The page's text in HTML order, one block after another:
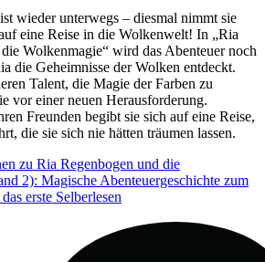
wieder unterwegs – diesmal nimmt sie
eine Reise in die Wolkenwelt! In „Ria
Wolkenmagie“ wird das Abenteuer noch
die Geheimnisse der Wolken entdeckt.
Talent, die Magie der Farben zu
vor einer neuen Herausforderung.
Freunden begibt sie sich auf eine Reise,
die sie sich nie hätten träumen lassen.
zu Ria Regenbogen und die
2): Magische Abenteuergeschichte zum
erste Selberlesen